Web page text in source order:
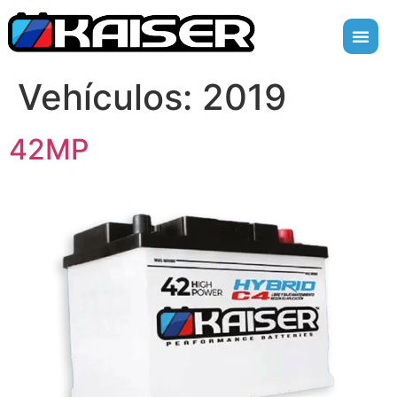
Vehículos: 2019
42MP